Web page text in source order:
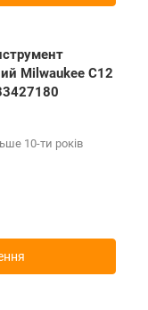
Milwaukee C12
10-ти років